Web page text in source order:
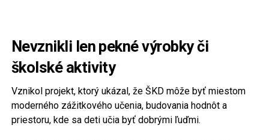
Nevznikli len pekné výrobky či
školské aktivity
Vznikol projekt, ktorý ukázal, že ŠKD môže byť miestom
moderného zážitkového učenia, budovania hodnôt a
priestoru, kde sa deti učia byť dobrými ľuďmi.